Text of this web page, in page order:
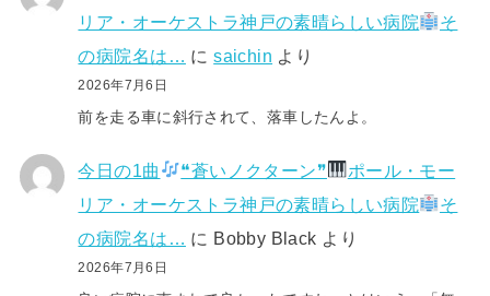
リア・オーケストラ神戸の素晴らしい病院
そ
の病院名は… にsaichin より
2026年7月6日
前を走る車に斜行されて、落車したんよ。
今日の1曲 ❝蒼いノクターン❞
ポール・モー
リア・オーケストラ神戸の素晴らしい病院
そ
の病院名は…
に Bobby Black より
2026年7月6日